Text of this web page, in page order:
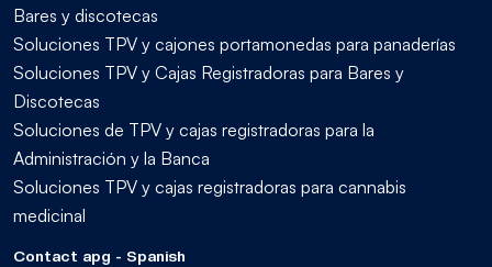
Bares y discotecas
Soluciones TPV y cajones portamonedas para panaderías
Soluciones TPV y Cajas Registradoras para Bares y
Discotecas
Soluciones de TPV y cajas registradoras para la
Administración y la Banca
Soluciones TPV y cajas registradoras para cannabis
medicinal
Contact apg - Spanish